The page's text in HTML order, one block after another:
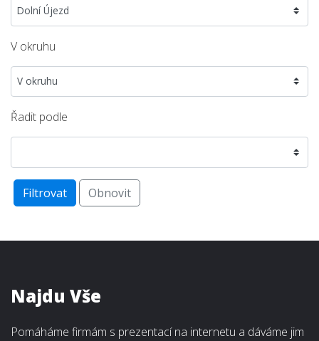
V okruhu
Řadit podle
Filtrovat Obnovit
Najdu Vše
Pomáháme firmám s prezentací na internetu a dáváme jim